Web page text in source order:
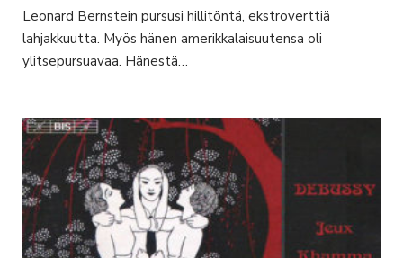
Leonard Bernstein pursusi hillitöntä, ekstroverttiä
lahjakkuutta. Myös hänen amerikkalaisuutensa oli
ylitsepursuavaa. Hänestä…